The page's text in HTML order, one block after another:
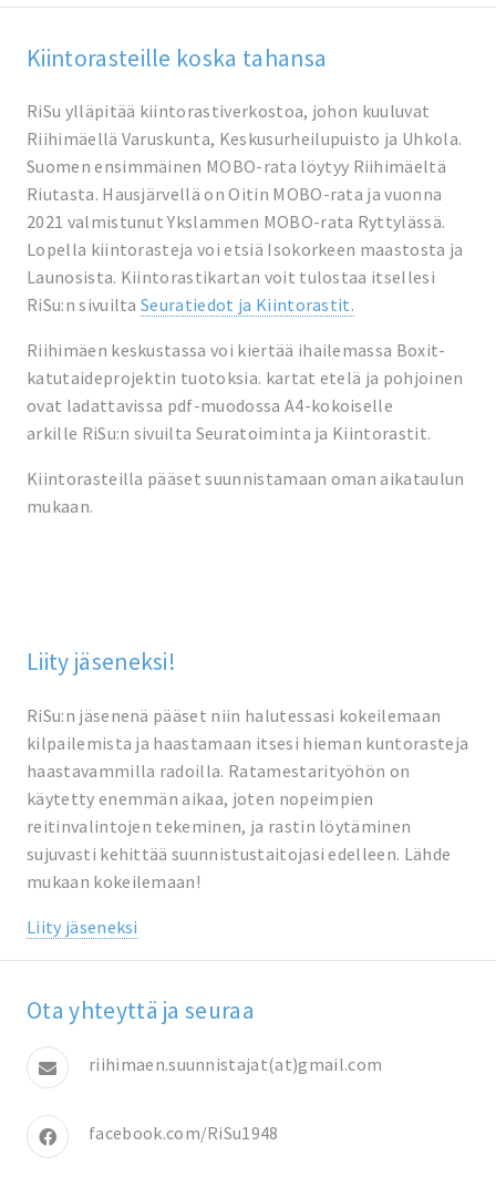
Kiintorasteille koska tahansa
RiSu ylläpitää kiintorastiverkostoa, johon kuuluvat
Riihimäellä Varuskunta, Keskusurheilupuisto ja Uhkola.
Suomen ensimmäinen MOBO-rata löytyy Riihimäeltä
Riutasta. Hausjärvellä on Oitin MOBO-rata ja vuonna
2021 valmistunut Ykslammen MOBO-rata Ryttylässä.
Lopella kiintorasteja voi etsiä Isokorkeen maastosta ja
Launosista. Kiintorastikartan voit tulostaa itsellesi
RiSu:n sivuiltaSeuratiedot ja Kiintorastit.
Riihimäen keskustassa voi kiertää ihailemassa Boxit-
katutaideprojektin tuotoksia. kartat etelä ja pohjoinen
ovat ladattavissa pdf-muodossa A4-kokoiselle
arkille RiSu:n sivuilta Seuratoiminta ja Kiintorastit.
Kiintorasteilla pääset suunnistamaan oman aikataulun
mukaan.
Liity jäseneksi!
RiSu:n jäsenenä pääset niin halutessasi kokeilemaan
kilpailemista ja haastamaan itsesi hieman kuntorasteja
haastavammilla radoilla. Ratamestarityöhön on
käytetty enemmän aikaa, joten nopeimpien
reitinvalintojen tekeminen, ja rastin löytäminen
sujuvasti kehittää suunnistustaitojasi edelleen. Lähde
mukaan kokeilemaan!
Liity jäseneksi
Ota yhteyttä ja seuraa
riihimaen.suunnistajat(at)gmail.com
facebook.com/RiSu1948